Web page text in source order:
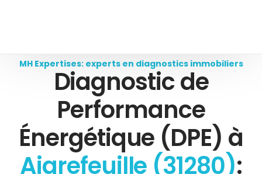
MH Expertises: experts en diagnostics immobiliers
Diagnostic de
Performance
Énergétique (DPE) à
Aigrefeuille (31280):